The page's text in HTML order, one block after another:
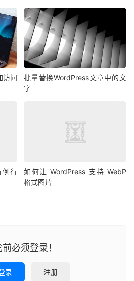
访问
批量替换WordPress文章中的文
字
例行
如何让 WordPress 支持 WebP
格式图片
必须登录！
录 注册